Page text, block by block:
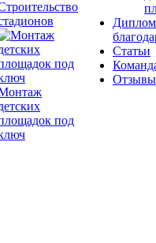
под
Статьи
Отзывы